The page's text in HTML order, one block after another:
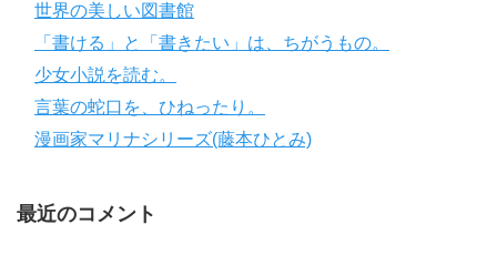
世界の美しい図書館
「書ける」と「書きたい」は、ちがうもの。
少女小説を読む。
言葉の蛇口を、ひねったり。
漫画家マリナシリーズ(藤本ひとみ)
最近のコメント